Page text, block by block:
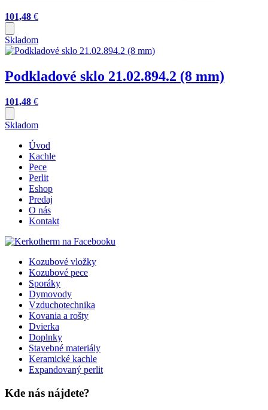
101,48 €
Skladom
Podkladové sklo 21.02.894.2 (8 mm)
101,48 €
Skladom
Úvod
Kachle
Pece
Perlit
Eshop
Predaj
O nás
Kontakt
Kozubové vložky
Kozubové pece
Sporáky
Dymovody
Vzduchotechnika
Kovania a rošty
Dvierka
Doplnky
Stavebné materiály
Keramické kachle
Expandovaný perlit
Kde nás nájdete?